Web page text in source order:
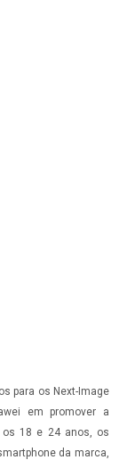
para os Next-Image
em promover a
os 18 e 24 anos, os
da marca,